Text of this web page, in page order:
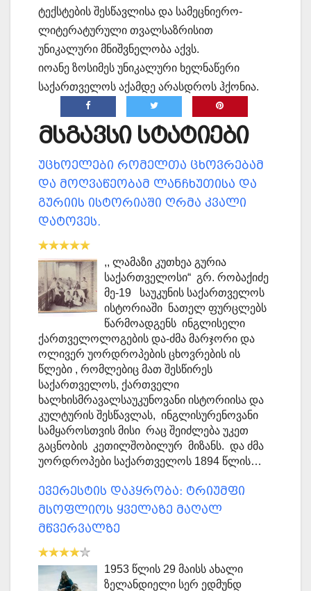
ტექსტების შესწავლისა და სამეცნიერო-
ლიტერატურული თვალსაზრისით
უნიკალური მნიშვნელობა აქვს.
იოანე ზოსიმეს უნიკალური ხელნაწერი
საქართველოს აქამდე არასდროს ჰქონია.
მსგავსი სტატიები
უცხოელები რომელთა ცხოვრებამ
და მოღვაწეობამ ლანჩხუთისა და
გურიის ისტორიაში ღრმა კვალი
დატოვეს.
,, ლამაზი კუთხეა გურია
საქართველოსი“ გრ. რობაქიძე
მე-19 საუკუნის საქართველოს
ისტორიაში ნათელ ფურცლებს
წარმოადგენს ინგლისელი
ქართველოლოგების და-ძმა მარჯორი და
ოლივერ უორდროპების ცხოვრების ის
წლები , რომლებიც მათ შესწირეს
საქართველოს, ქართველი
ხალხისმრავალსაუკუნოვანი ისტორიისა და
კულტურის შესწავლას, ინგლისურენოვანი
სამყაროსთვის მისი რაც შეიძლება უკეთ
გაცნობის კეთილშობილურ მიზანს. და ძმა
უორდროპები საქართველოს 1894 წლის…
ევერესტის დაპყრობა: ტრიუმფი
მსოფლიოს ყველაზე მაღალ
მწვერვალზე
1953 წლის 29 მაისს ახალი
ზელანდიელი სერ ედმუნდ